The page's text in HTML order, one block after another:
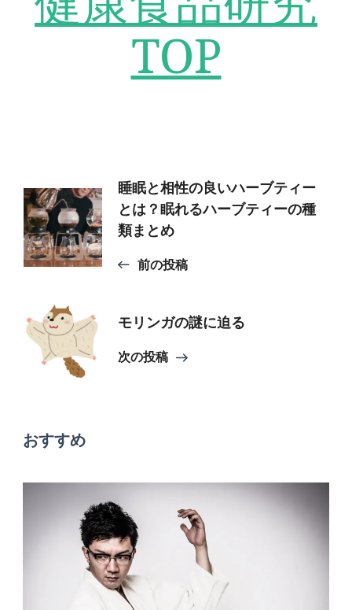
TOP
投
稿
ナ
ビ
ー
シ
ョ
睡眠と相性の良いハーブティー
とは？眠れるハーブティーの種
類まとめ
前の投稿
モリンガの謎に迫る
次の投稿
おすすめ